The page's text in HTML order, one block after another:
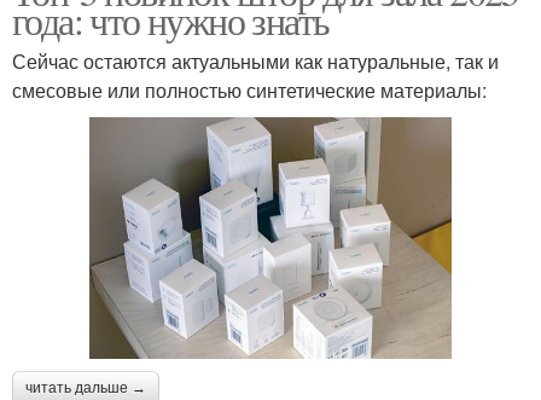
года: что нужно знать
Сейчас остаются актуальными как натуральные, так и
смесовые или полностью синтетические материалы:
читать дальше →